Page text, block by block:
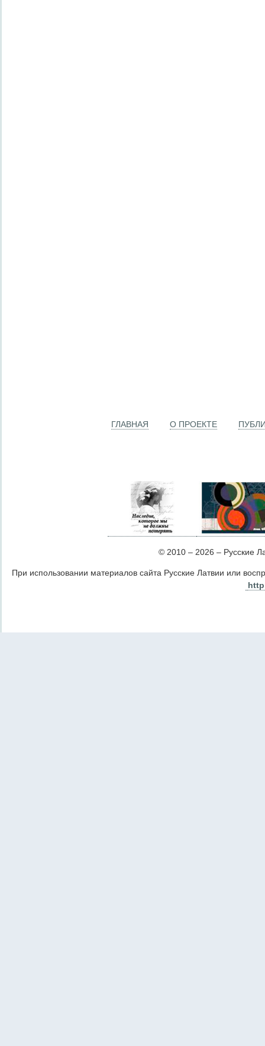
ГЛАВНАЯ О ПРОЕКТЕ
© 2010 – 2026 – Русские
При использовании материалов сайта Русские Латвии или